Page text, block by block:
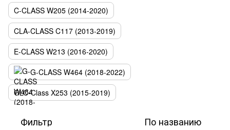
C-CLASS W205 (2014-2020)
CLA-CLASS C117 (2013-2019)
E-CLASS W213 (2016-2020)
G-CLASS W464 (2018-2022)
GLC-Class X253 (2015-2019)
Фильтр По названию